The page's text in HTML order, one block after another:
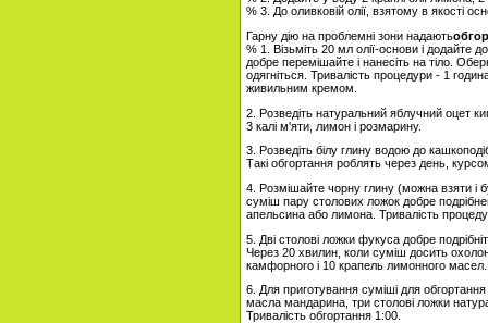
% 3. До оливковій олії, взятому в якості
Гарну дію на проблемні зони надають
% 1. Візьміть 20 мл олії-основи і додайте
добре перемішайте і нанесіть на тіло.
одягніться. Тривалість процедури - 1
живильним кремом.
2. Розведіть натуральний яблучний оцет
3 калі м'яти, лимон і розмарину.
3. Розведіть білу глину водою до
Такі обгортання роблять через день,
4. Розмішайте чорну глину (можна взяти і
суміш пару столових ложок добре
апельсина або лимона. Тривалість
5. Дві столові ложки фукуса добре
Через 20 хвилин, коли суміш досить
камфорного і 10 крапель лимонного масел.
6. Для приготування суміші для
масла мандарина, три столові ложки
Тривалість обгортання 1:00.